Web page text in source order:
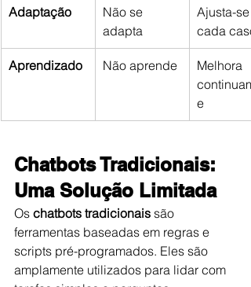
Adaptação
Não se
adapta
Ajusta-se
cada caso
Aprendizado Não aprende
Melhora
e
Chatbots Tradicionais:
Uma Solução Limitada
Os chatbots tradicionais são
ferramentas baseadas em regras e
scripts pré-programados. Eles são
amplamente utilizados para lidar com